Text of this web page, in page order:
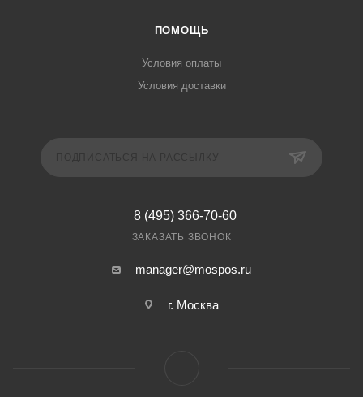
ПОМОЩЬ
Условия оплаты
Условия доставки
8 (495) 366-70-60
ЗАКАЗАТЬ ЗВОНОК
manager@mospos.ru
г. Москва